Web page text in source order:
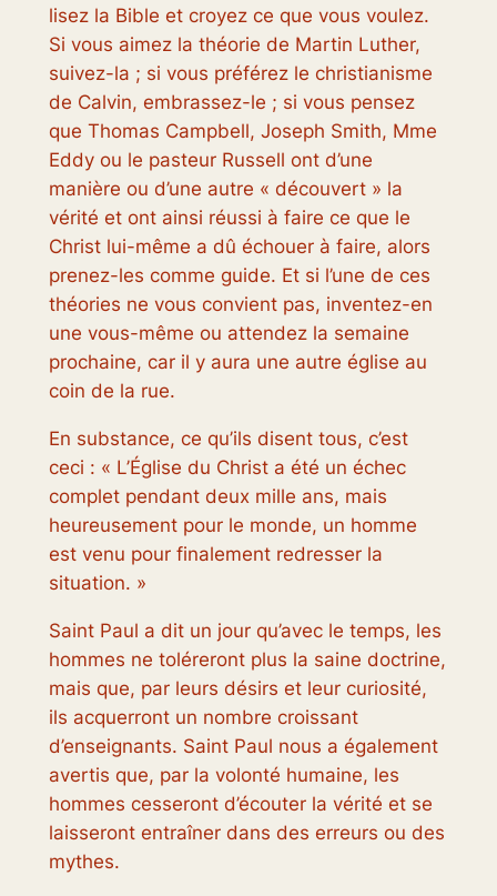
lisez la Bible et croyez ce que vous voulez.
Si vous aimez la théorie de Martin Luther,
suivez-la ; si vous préférez le christianisme
de Calvin, embrassez-le ; si vous pensez
que Thomas Campbell, Joseph Smith, Mme
Eddy ou le pasteur Russell ont d’une
manière ou d’une autre « découvert » la
vérité et ont ainsi réussi à faire ce que le
Christ lui-même a dû échouer à faire, alors
prenez-les comme guide. Et si l’une de ces
théories ne vous convient pas, inventez-en
une vous-même ou attendez la semaine
prochaine, car il y aura une autre église au
coin de la rue.
En substance, ce qu’ils disent tous, c’est
ceci : « L’Église du Christ a été un échec
complet pendant deux mille ans, mais
heureusement pour le monde, un homme
est venu pour finalement redresser la
situation. »
Saint Paul a dit un jour qu’avec le temps, les
hommes ne toléreront plus la saine doctrine,
mais que, par leurs désirs et leur curiosité,
ils acquerront un nombre croissant
d’enseignants. Saint Paul nous a également
avertis que, par la volonté humaine, les
hommes cesseront d’écouter la vérité et se
laisseront entraîner dans des erreurs ou des
mythes.